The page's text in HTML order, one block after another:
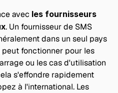
avec les fournisseurs
. Un fournisseur de SMS
dans un seul pays
peut fonctionner pour les
ou les cas d'utilisation
s'effondre rapidement
à l'international. Les